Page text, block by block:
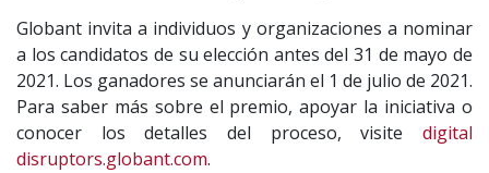
Globant invita a individuos y organizaciones a nominar
a los candidatos de su elección antes del 31 de mayo de
2021. Los ganadores se anunciarán el 1 de julio de 2021.
Para saber más sobre el premio, apoyar la iniciativa o
conocer los detalles del proceso, visite digital
disruptors.globant.com.